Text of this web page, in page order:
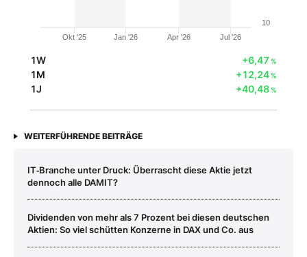
Okt '25 Jan '26 Apr '26 Jul '26
10
1W +6,47 %
1M +12,24%
1J +40,48%
WEITERFÜHRENDE BEITRÄGE
IT‑Branche unter Druck: Überrascht diese Aktie jetzt
dennoch alle DAMIT?
Dividenden von mehr als 7 Prozent bei diesen deutschen
Aktien: So viel schütten Konzerne in DAX und Co. aus